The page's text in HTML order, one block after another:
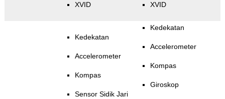
XVID XVID
Kedekatan
Accelerometer
Kompas
Sensor Sidik Jari
Kedekatan
Accelerometer
Kompas
Giroskop